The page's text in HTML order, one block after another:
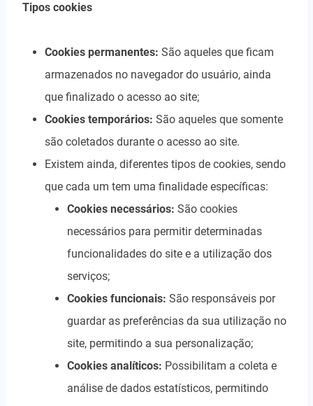
Tipos cookies
Cookies permanentes: São aqueles que ficam
armazenados no navegador do usuário, ainda
que finalizado o acesso ao site;
Cookies temporários: São aqueles que somente
são coletados durante o acesso ao site.
Existem ainda, diferentes tipos de cookies, sendo
que cada um tem uma finalidade específicas:
Cookies necessários: São cookies
necessários para permitir determinadas
funcionalidades do site e a utilização dos
serviços;
Cookies funcionais: São responsáveis por
guardar as preferências da sua utilização no
site, permitindo a sua personalização;
Cookies analíticos: Possibilitam a coleta e
análise de dados estatísticos, permitindo